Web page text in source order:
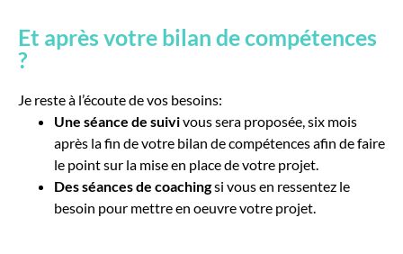
Et après votre bilan de compétences
?
Je reste à l’écoute de vos besoins:
Une séance de suivivous sera proposée, six mois
après la fin de votre bilan de compétences afin de faire
le point sur la mise en place de votre projet.
Des séances de coachingsi vous en ressentez le
besoin pour mettre en oeuvre votre projet.